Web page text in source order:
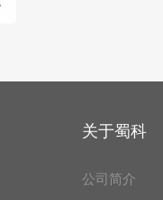
关于蜀科
公司简介